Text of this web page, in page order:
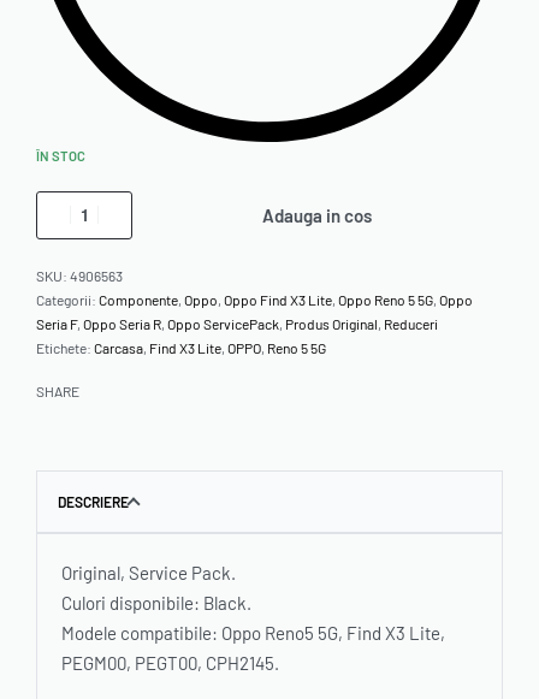
ÎN STOC
Adauga in cos
SKU: 4906563
Categorii: Componente Oppo Oppo Find X3 Lite Oppo Reno 5 5G Oppo
Seria F, Oppo Seria R Oppo ServicePack Produs Original Reduceri
Etichete: Carcasa Find X3 Lite OPPO Reno 5 5G
SHARE
DESCRIERE
Original, Service Pack.
Culori disponibile: Black.
Modele compatibile: Oppo Reno5 5G, Find X3 Lite,
PEGM00, PEGT00, CPH2145.